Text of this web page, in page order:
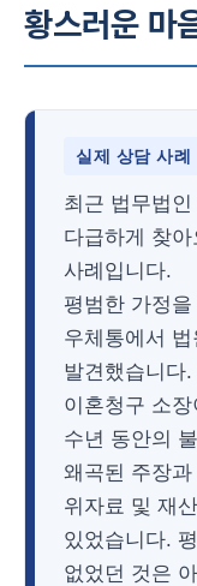
황스러운 마
실제 상담 사례
최근 법무법
다급하게 찾
사례입니다.
평범한 가정
우체통에서
발견했습니다
이혼청구 소
수년 동안의
왜곡된 주장
위자료 및 재
있었습니다.
없었던 것은